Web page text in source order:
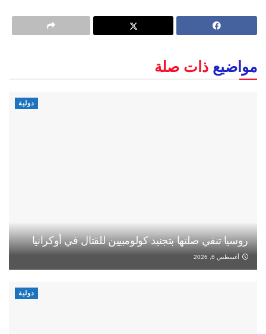
مواضيع ذات صلة
دولية
روسيا تنفي صلتها بتجنيد كولومبيين للقتال في أوكرانيا
أغسطس 6, 2026
دولية